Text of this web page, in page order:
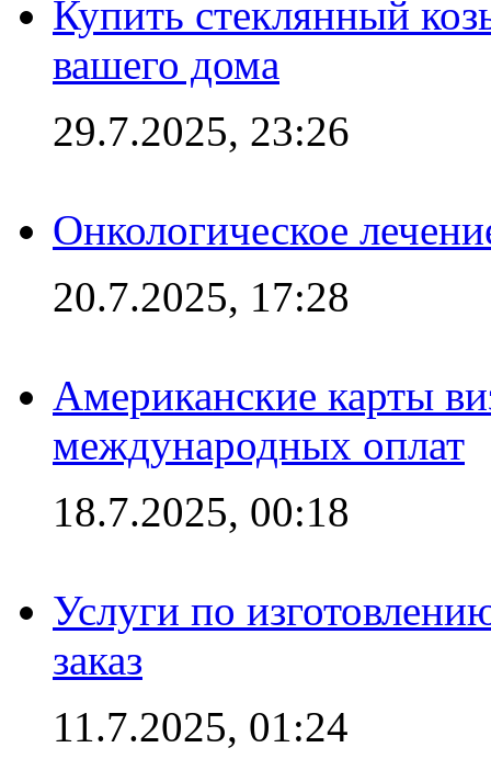
Купить стеклянный
вашего дома
29.7.2025, 23:26
Онкологическое
20.7.2025, 17:28
Американские карты
международных оплат
18.7.2025, 00:18
Услуги по
заказ
11.7.2025, 01:24